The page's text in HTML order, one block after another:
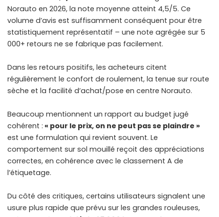
Norauto en 2026, la note moyenne atteint 4,5/5. Ce
volume d’avis est suffisamment conséquent pour être
statistiquement représentatif – une note agrégée sur 5
000+ retours ne se fabrique pas facilement.
Dans les retours positifs, les acheteurs citent
régulièrement le confort de roulement, la tenue sur route
sèche et la facilité d’achat/pose en centre Norauto.
Beaucoup mentionnent un rapport au budget jugé
cohérent : « pour le prix, on ne peut pas se plaindre »
est une formulation qui revient souvent. Le
comportement sur sol mouillé reçoit des appréciations
correctes, en cohérence avec le classement A de
l’étiquetage.
Du côté des critiques, certains utilisateurs signalent une
usure plus rapide que prévu sur les grandes rouleuses,